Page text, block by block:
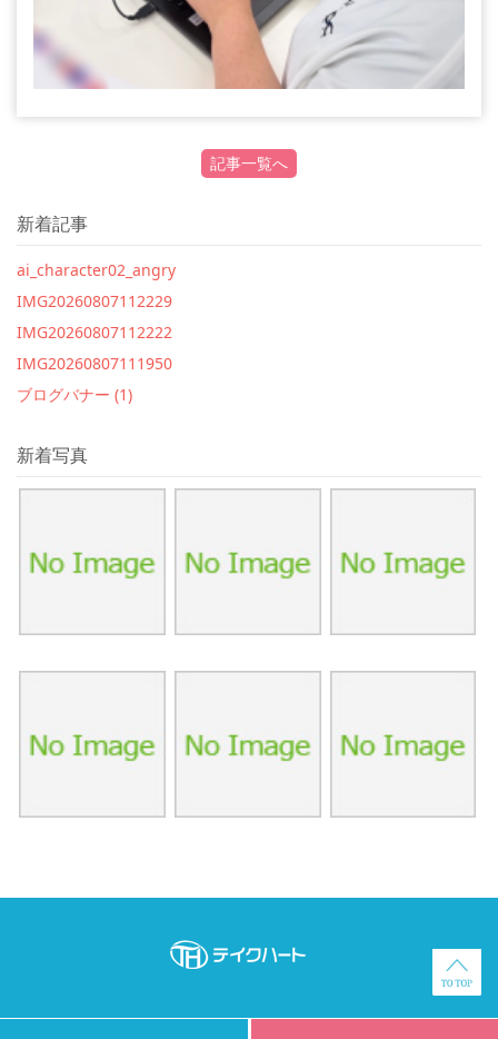
記事一覧へ
新着記事
ai_character02_angry
IMG20260807112229
IMG20260807112222
IMG20260807111950
ブログバナー (1)
新着写真